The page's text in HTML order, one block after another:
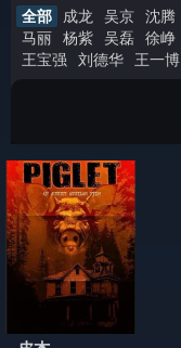
全部
成龙 吴京 沈腾
马丽
杨紫 吴磊 徐峥
王宝强
刘德华 王一博